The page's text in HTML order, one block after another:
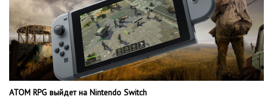
ATOM RPG выйдет на Nintendo Switch